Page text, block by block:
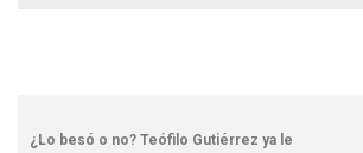
¿Lo besó o no? Teófilo Gutiérrez ya le